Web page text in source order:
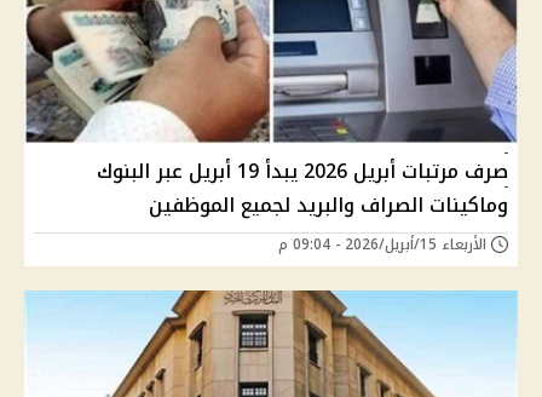
صرف مرتبات أبريل 2026 يبدأ 19 أبريل عبر البنوك
وماكينات الصراف والبريد لجميع الموظفين
الأربعاء 15/أبريل/2026 - 09:04 م